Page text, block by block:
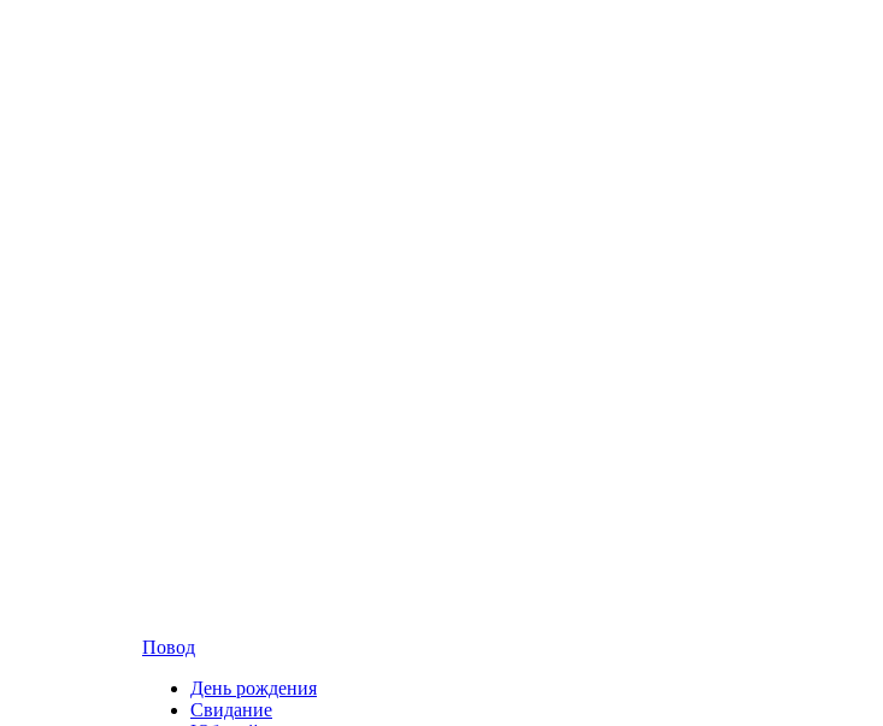
Повод
День рождения
Свидание